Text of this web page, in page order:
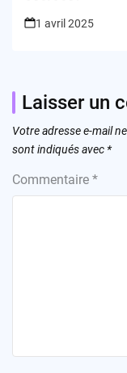
1 avril 2025
Laisser un
Votre adresse e-mail
sont indiqués avec *
Commentaire *